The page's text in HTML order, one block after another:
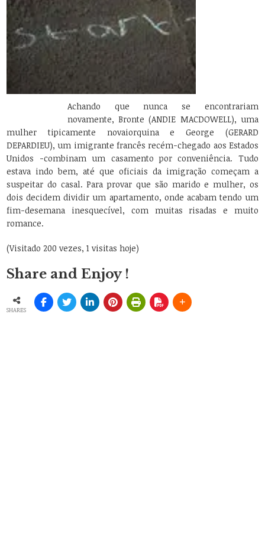
Achando que nunca se encontrariam
novamente, Bronte (ANDIE MACDOWELL), uma
mulher tipicamente novaiorquina e George (GERARD
DEPARDIEU), um imigrante francês recém-chegado aos Estados
Unidos -combinam um casamento por conveniência. Tudo
estava indo bem, até que oficiais da imigração começam a
suspeitar do casal. Para provar que são marido e mulher, os
dois decidem dividir um apartamento, onde acabam tendo um
fim-desemana inesquecível, com muitas risadas e muito
romance.
(Visitado 200 vezes, 1 visitas hoje)
Share and Enjoy !
SHARES